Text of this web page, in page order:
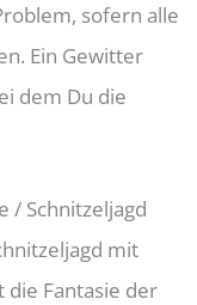
sofern alle
Ein Gewitter
dem Du die
/ Schnitzeljagd
mit
die Fantasie der